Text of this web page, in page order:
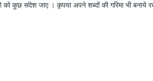
कुछ संदेश जाए । कृपया अपने शब्दों की गरिमा भी बनाये